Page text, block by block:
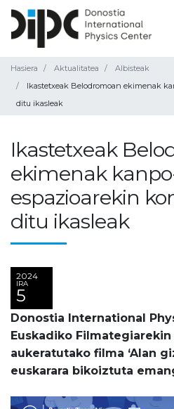
Hasiera Aktualitatea
Albisteak
Ikastetxeak Belodromoan ekimenak
ditu ikasleak
Ikastetxeak
ekimenak
espazioarekin
ditu ikasleak
2024
IRA
5
Donostia International
Euskadiko
aukeratutako filma ‘Alan
euskarara bikoiztuta